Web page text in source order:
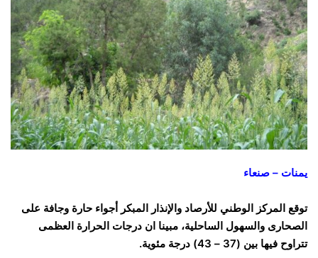
يمنات – صنعاء
توقع المركز الوطني للأرصاد والإنذار المبكر أجواء حارة وجافة على
الصحارى والسهول الساحلية، مبينا ان درجات الحرارة العظمى
تتراوح فيها بين (37 – 43) درجة مئوية.